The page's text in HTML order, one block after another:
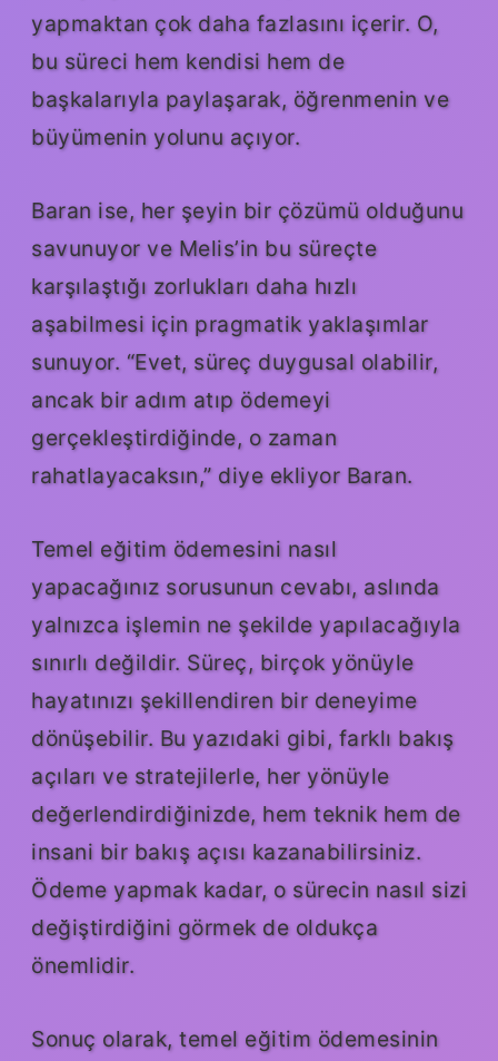
yapmaktan çok daha fazlasını içerir. O,
bu süreci hem kendisi hem de
başkalarıyla paylaşarak, öğrenmenin ve
büyümenin yolunu açıyor.
Baran ise, her şeyin bir çözümü olduğunu
savunuyor ve Melis’in bu süreçte
karşılaştığı zorlukları daha hızlı
aşabilmesi için pragmatik yaklaşımlar
sunuyor. “Evet, süreç duygusal olabilir,
ancak bir adım atıp ödemeyi
gerçekleştirdiğinde, o zaman
rahatlayacaksın,” diye ekliyor Baran.
Temel eğitim ödemesini nasıl
yapacağınız sorusunun cevabı, aslında
yalnızca işlemin ne şekilde yapılacağıyla
sınırlı değildir. Süreç, birçok yönüyle
hayatınızı şekillendiren bir deneyime
dönüşebilir. Bu yazıdaki gibi, farklı bakış
açıları ve stratejilerle, her yönüyle
değerlendirdiğinizde, hem teknik hem de
insani bir bakış açısı kazanabilirsiniz.
Ödeme yapmak kadar, o sürecin nasıl sizi
değiştirdiğini görmek de oldukça
önemlidir.
Sonuç olarak, temel eğitim ödemesinin